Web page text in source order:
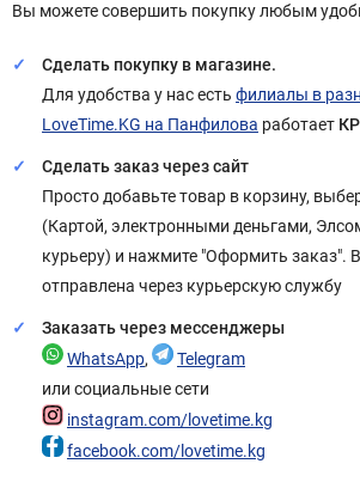
Вы можете совершить покупку любым
Сделать покупку в магазине.
Для удобства у нас есть филиалы в
LoveTime.KG на Панфилова работает
Сделать заказ через сайт
Просто добавьте товар в корзину,
(Картой, электронными деньгами,
курьеру) и нажмите "Оформить заказ".
отправлена через курьерскую службу
Заказать через мессенджеры
WhatsApp,
Telegram
или социальные сети
instagram.com/lovetime.kg
facebook.com/lovetime.kg